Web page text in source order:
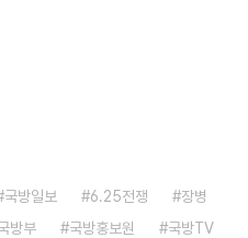
국방일보 6.25전쟁
장병
방부 국방홍보원
국방TV